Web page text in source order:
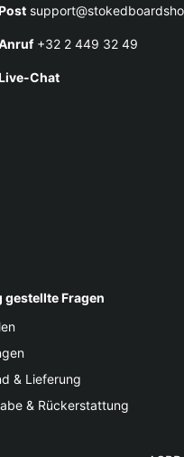
gestellte Fragen
& Lieferung
& Rückerstattung
+32 2 449 32 49
Chat